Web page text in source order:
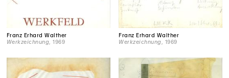
Franz Erhard Walther
Werkzeichnung , 1969
Franz Erhard Walther
Werkzeichnung , 1969